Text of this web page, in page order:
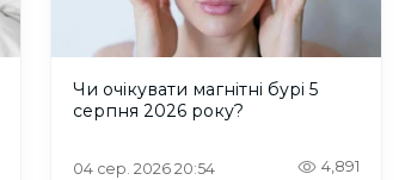
Чи очікувати магнітні бурі 5
серпня 2026 року?
04 сер. 2026 20:54 4,891